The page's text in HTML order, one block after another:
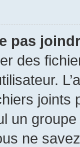
pas
des
un
ne